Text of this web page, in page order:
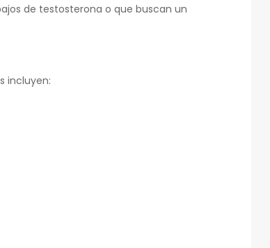
de testosterona o que buscan un
incluyen: